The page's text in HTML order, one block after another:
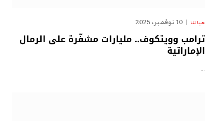
حياتنا 10 نوفمبر، 2025
ترامب وويتكوف.. مليارات مشفّرة على الرمال
الإماراتية
…